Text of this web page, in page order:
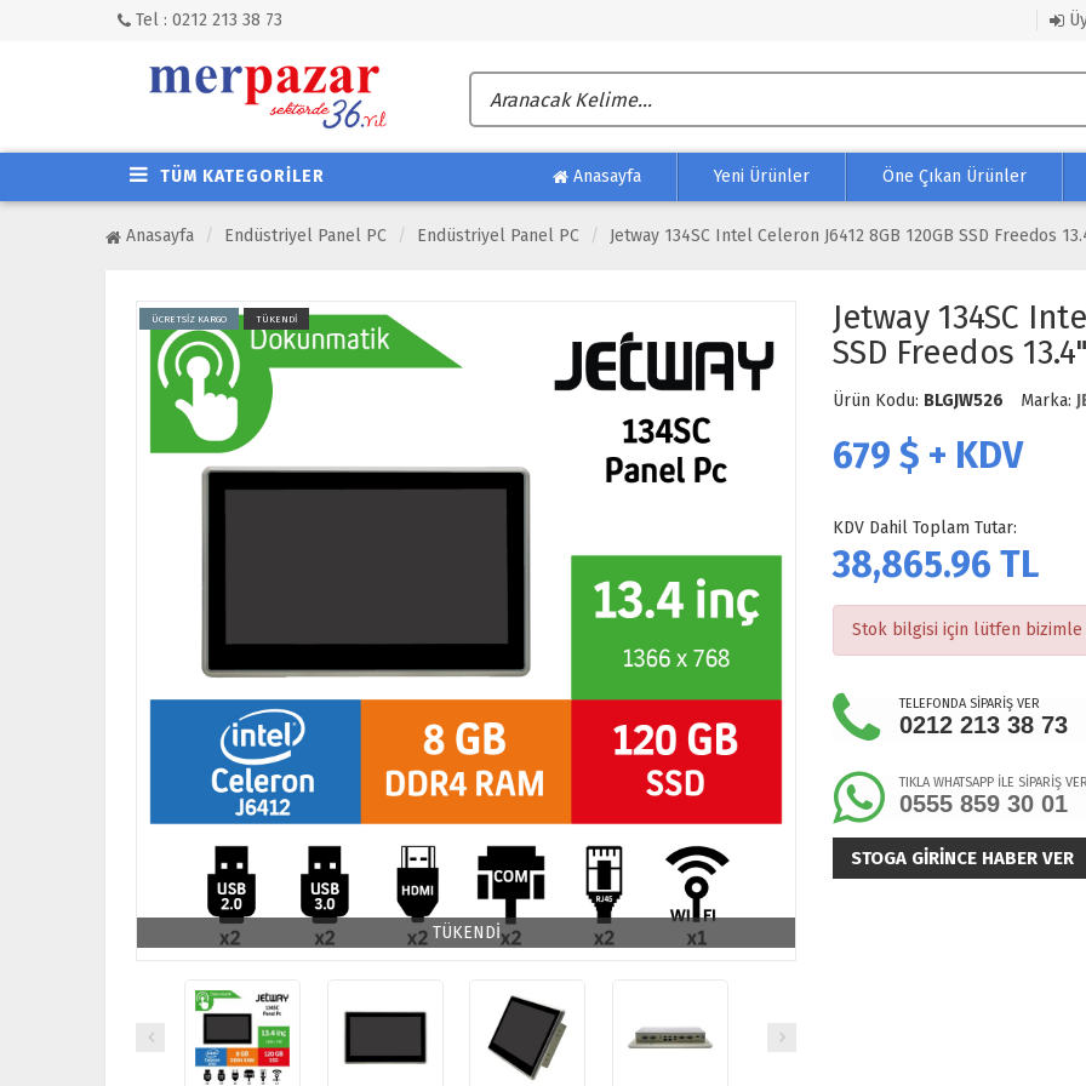
Tel : 0212 213 38 73
TÜM KATEGORİLER Anasayfa Yeni Ürünler Öne Çıkan Ürünler
Anasayfa Endüstriyel Panel PC Endüstriyel Panel PC Jetway 134SC Intel Celeron J6412 8GB 120GB SSD Freedos
ÜCRETSİZ KARGO TÜKENDİ
TÜKENDİ
Jetway 134SC
SSD Freedos
Ürün Kodu: BLGJW526 Marka:
679 $ + KDV
KDV Dahil Toplam Tutar:
38,865.96 TL
Stok bilgisi için lütfen bizimle
TELEFONDA SİPARİŞ VER
0212 213 38 73
TIKLA WHATSAPP İLE SİPARİŞ VER
0555 859 30 01
STOGA GIRINCE HABER VER